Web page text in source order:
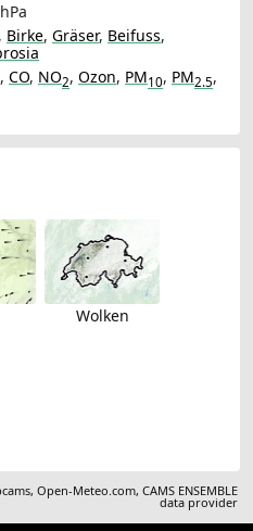
, Birke, Gräser, Beifuss,
, CO, NO2, Ozon, PM10, PM2.5,
Wolken
,Open-Meteo.com,CAMS ENSEMBLE
data provider